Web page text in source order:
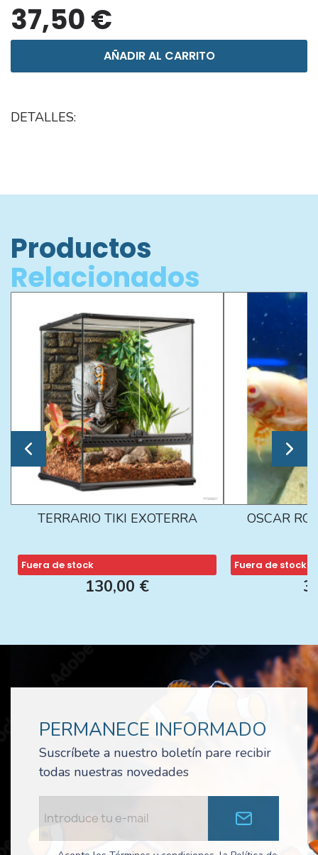
37,50 €
AÑADIR AL CARRITO
DETALLES:
Productos
Relacionados
TERRARIO TIKI EXOTERRA
Fuera de stock
130,00 €
OSCAR
Fuera de stock
PERMANECE INFORMADO
Suscríbete a nuestro boletín pare recibir
todas nuestras novedades